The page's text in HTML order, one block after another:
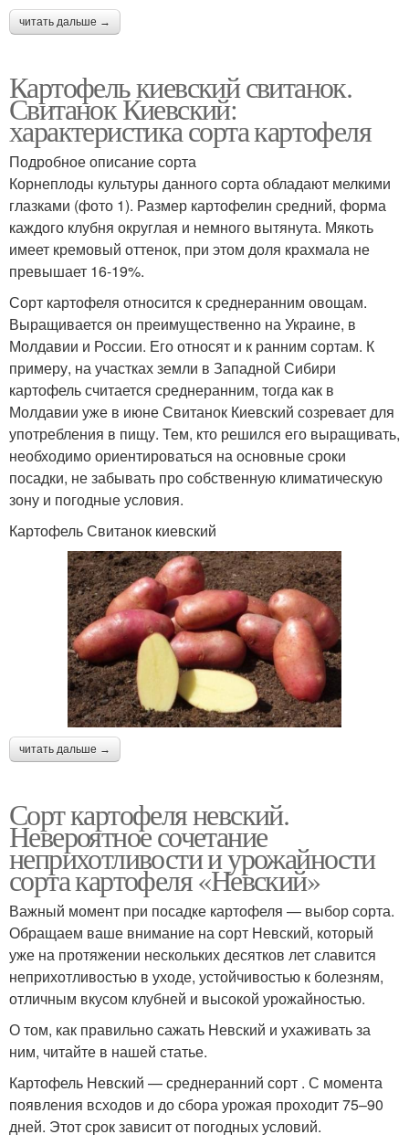
читать дальше →
Картофель киевский свитанок.
Свитанок Киевский:
характеристика сорта картофеля
Подробное описание сорта
Корнеплоды культуры данного сорта обладают мелкими
глазками (фото 1). Размер картофелин средний, форма
каждого клубня округлая и немного вытянута. Мякоть
имеет кремовый оттенок, при этом доля крахмала не
превышает 16-19%.
Сорт картофеля относится к среднеранним овощам.
Выращивается он преимущественно на Украине, в
Молдавии и России. Его относят и к ранним сортам. К
примеру, на участках земли в Западной Сибири
картофель считается среднеранним, тогда как в
Молдавии уже в июне Свитанок Киевский созревает для
употребления в пищу. Тем, кто решился его выращивать,
необходимо ориентироваться на основные сроки
посадки, не забывать про собственную климатическую
зону и погодные условия.
Картофель Свитанок киевский
читать дальше →
Сорт картофеля невский.
Невероятное сочетание
неприхотливости и урожайности
сорта картофеля «Невский»
Важный момент при посадке картофеля — выбор сорта.
Обращаем ваше внимание на сорт Невский, который
уже на протяжении нескольких десятков лет славится
неприхотливостью в уходе, устойчивостью к болезням,
отличным вкусом клубней и высокой урожайностью.
О том, как правильно сажать Невский и ухаживать за
ним, читайте в нашей статье.
Картофель Невский — среднеранний сорт . С момента
появления всходов и до сбора урожая проходит 75–90
дней. Этот срок зависит от погодных условий.